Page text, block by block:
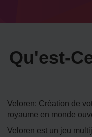
Qu'est-
Veloren: Création de
royaume en monde
Veloren est un jeu